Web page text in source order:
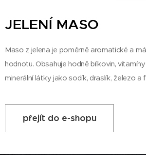
JELENÍ MASO
Maso z jelena je poměrně aromatické a
hodnotu. Obsahuje hodně bílkovin,
minerální látky jako sodík, draslík, železo a
přejít do e-shopu